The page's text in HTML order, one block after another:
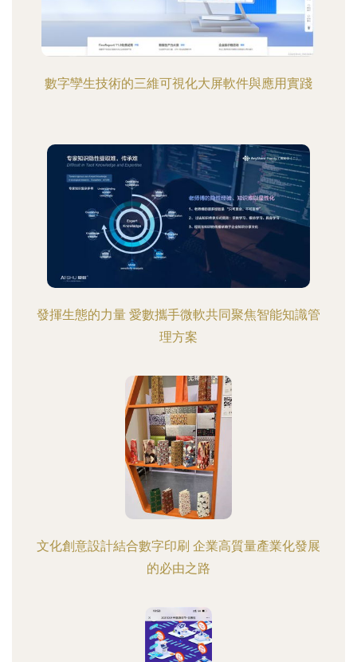
數字孿生技術的三維可視化大屏軟件與應用實踐
發揮生態的力量 愛數攜手微軟共同聚焦智能知識管
理方案
文化創意設計結合數字印刷 企業高質量產業化發展
的必由之路